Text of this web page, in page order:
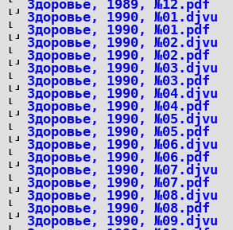
Здоровье, 1989, №12.pdf
Здоровье, 1990, №01.djvu
Здоровье, 1990, №01.pdf
Здоровье, 1990, №02.djvu
Здоровье, 1990, №02.pdf
Здоровье, 1990, №03.djvu
Здоровье, 1990, №03.pdf
Здоровье, 1990, №04.djvu
Здоровье, 1990, №04.pdf
Здоровье, 1990, №05.djvu
Здоровье, 1990, №05.pdf
Здоровье, 1990, №06.djvu
Здоровье, 1990, №06.pdf
Здоровье, 1990, №07.djvu
Здоровье, 1990, №07.pdf
Здоровье, 1990, №08.djvu
Здоровье, 1990, №08.pdf
Здоровье, 1990, №09.djvu